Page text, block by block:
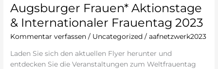
Augsburger Frauen* Aktionstage
& Internationaler Frauentag 2023
Kommentar verfassen / Uncategorized /aafnetzwerk2023
Laden Sie sich den aktuellen Flyer herunter und
entdecken Sie die Veranstaltungen zum Weltfrauentag
Aktionstage
&
Internationaler
Frauentag
2023